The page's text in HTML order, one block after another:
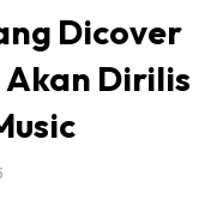
Dicover
Akan Dirilis